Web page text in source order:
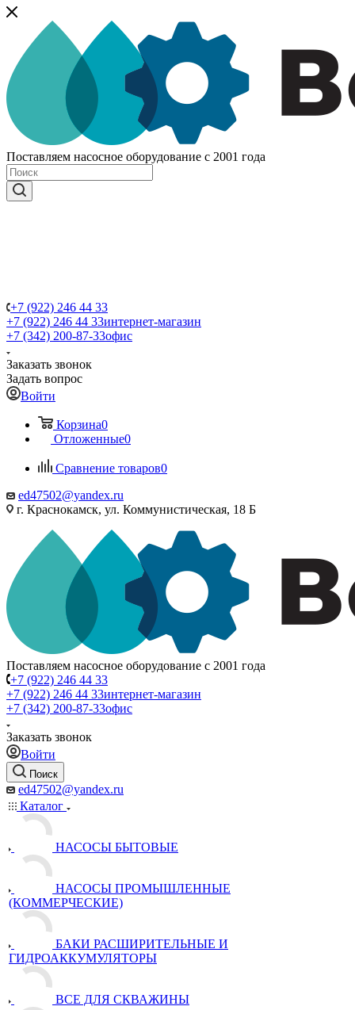
Поставляем насосное оборудование с 2001 года
+7 (922) 246 44 33
+7 (922) 246 44 33интернет-магазин
+7 (342) 200-87-33офис
Заказать звонок
Задать вопрос
Войти
Корзина0
Отложенные0
Сравнение товаров0
ed47502@yandex.ru
г. Краснокамск, ул. Коммунистическая, 18 Б
Поставляем насосное оборудование с 2001 года
+7 (922) 246 44 33
+7 (922) 246 44 33интернет-магазин
+7 (342) 200-87-33офис
Заказать звонок
Войти
Поиск
ed47502@yandex.ru
Каталог
НАСОСЫ БЫТОВЫЕ
НАСОСЫ ПРОМЫШЛЕННЫЕ
(КОММЕРЧЕСКИЕ)
БАКИ РАСШИРИТЕЛЬНЫЕ И
ГИДРОАККУМУЛЯТОРЫ
ВСЕ ДЛЯ СКВАЖИНЫ